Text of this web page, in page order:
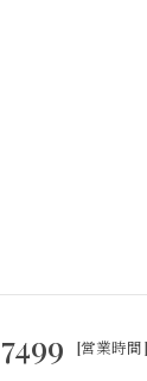
[営業時